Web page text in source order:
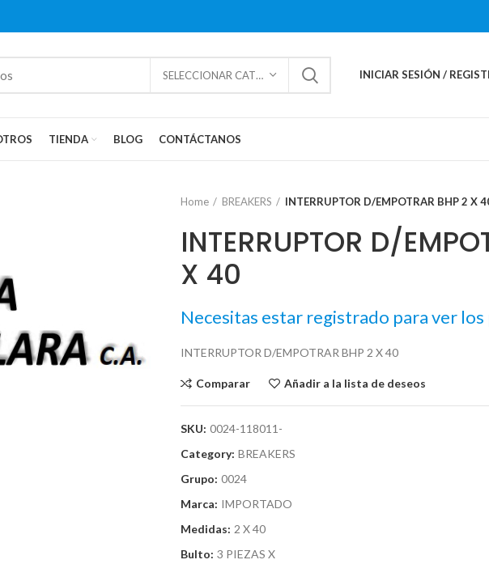
SELECCIONAR CATEGORÍAS INICIAR SESIÓN /
TIENDA BLOG CONTÁCTANOS
Home BREAKERS INTERRUPTOR D/EMPOTRAR BHP 2 X
INTERRUPTOR D/
X 40
Necesitas estar registrado para ver los
INTERRUPTOR D/EMPOTRAR BHP 2 X 40
Comparar Añadir a la lista de deseos
SKU: 0024-118011-
Category: BREAKERS
Grupo: 0024
Marca: IMPORTADO
Medidas: 2 X 40
Bulto: 3 PIEZAS X